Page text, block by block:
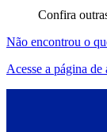
Confira
Não encontrou o
Acesse a página de